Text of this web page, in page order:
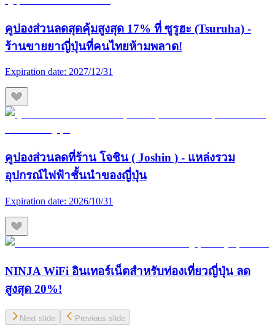
คูปองส่วนลดสุดคุ้มสูงสุด 17% ที่ ซูรูฮะ (Tsuruha) -
ร้านขายยาญี่ปุ่นที่คนไทยห้ามพลาด!
Expiration date: 2027/12/31
คูปองส่วนลดที่ร้าน โจชิน ( Joshin ) - แหล่งรวม
อุปกรณ์ไฟฟ้าชั้นนำของญี่ปุ่น
Expiration date: 2026/10/31
NINJA WiFi อินเทอร์เน็ตสำหรับท่องเที่ยวญี่ปุ่น ลด
สูงสุด 20%!
Next slide Previous slide